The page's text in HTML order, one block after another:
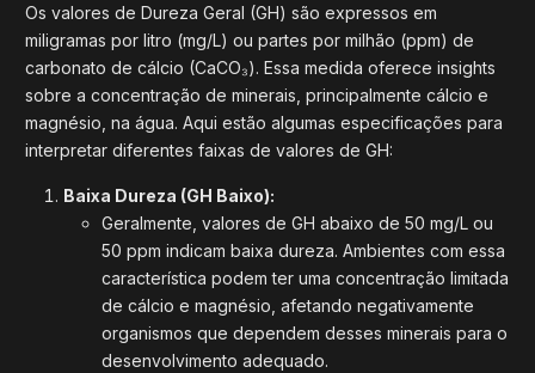
Os valores de Dureza Geral (GH) são expressos em
miligramas por litro (mg/L) ou partes por milhão (ppm) de
carbonato de cálcio (CaCO₃). Essa medida oferece insights
sobre a concentração de minerais, principalmente cálcio e
magnésio, na água. Aqui estão algumas especificações para
interpretar diferentes faixas de valores de GH:
Baixa Dureza (GH Baixo):
Geralmente, valores de GH abaixo de 50 mg/L ou
50 ppm indicam baixa dureza. Ambientes com essa
característica podem ter uma concentração limitada
de cálcio e magnésio, afetando negativamente
organismos que dependem desses minerais para o
desenvolvimento adequado.